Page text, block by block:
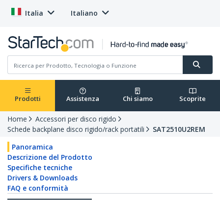
Italia Italiano
Prodotti Assistenza Chi siamo Scoprite
Home
Accessori per disco rigido
Schede backplane disco rigido/rack portatili
SAT2510U2REM
Panoramica
Descrizione del Prodotto
Specifiche tecniche
Drivers & Downloads
FAQ e conformità